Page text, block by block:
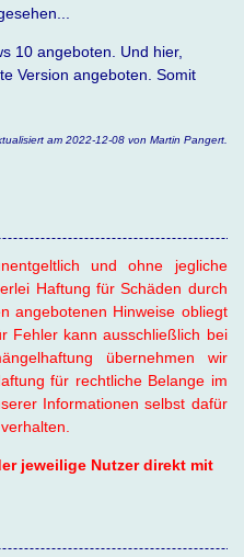
10 angeboten. Und hier,
Version angeboten. Somit
am 2022-12-08 von Martin Pangert.
und ohne jegliche
Haftung für Schäden durch
angebotenen Hinweise obliegt
Fehler kann ausschließlich bei
übernehmen wir
für rechtliche Belange im
Informationen selbst dafür
jeweilige Nutzer direkt mit